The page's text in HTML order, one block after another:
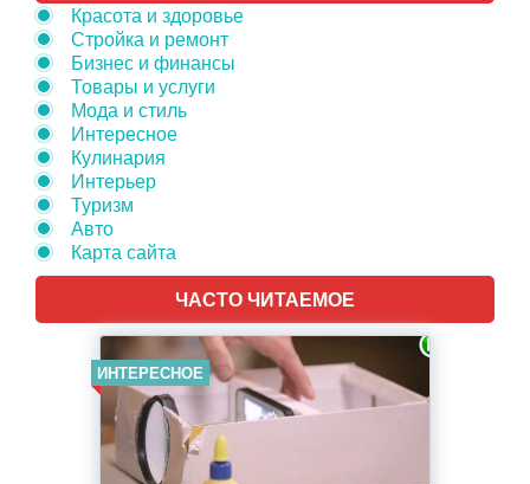
Красота и здоровье
Стройка и ремонт
Бизнес и финансы
Товары и услуги
Мода и стиль
Интересное
Кулинария
Интерьер
Туризм
Авто
Карта сайта
ЧАСТО ЧИТАЕМОЕ
ИНТЕРЕСНОЕ